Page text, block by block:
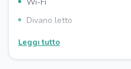
Divano letto
Armadio/guardaroba
Pavimenti in legno
Leggi tutto